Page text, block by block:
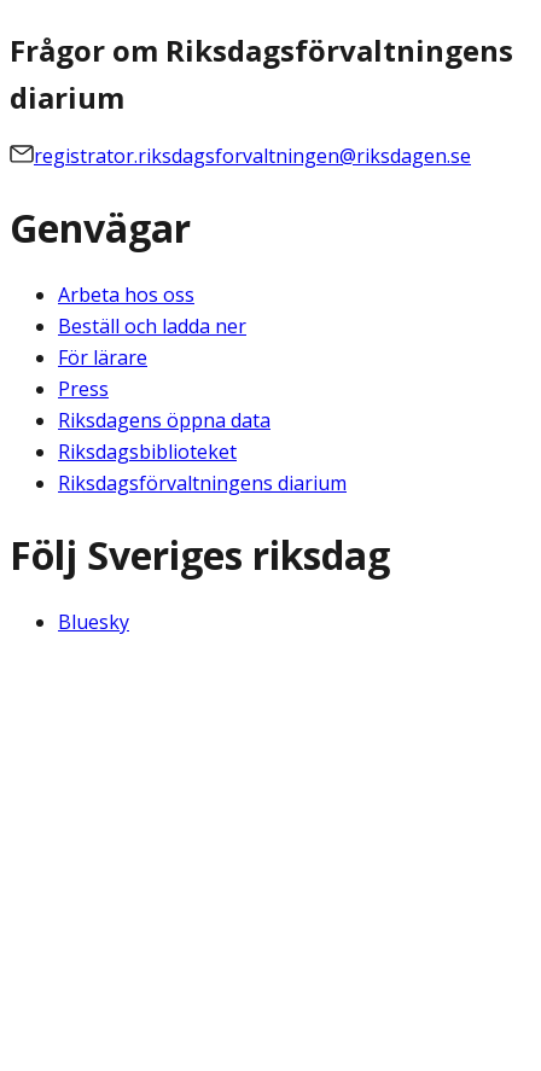
Frågor om Riksdagsförvaltningens
diarium
registrator.riksdagsforvaltningen@riksdagen.se
Genvägar
Arbeta hos oss
Beställ och ladda ner
För lärare
Press
Riksdagens öppna data
Riksdagsbiblioteket
Riksdagsförvaltningens diarium
Följ Sveriges riksdag
Bluesky